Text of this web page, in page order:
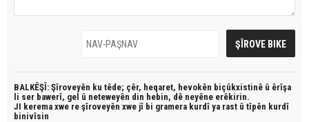
BALKÊŞÎ: Şîroveyên ku têde; çêr, heqaret, hevokên biçûkxistinê û êrîşa
li ser bawerî, gel û neteweyên din hebin, dê neyêne erêkirin.
JI kerema xwe re şîroveyên xwe jî bi gramera kurdî ya rast û tîpên kurdî
binivîsin